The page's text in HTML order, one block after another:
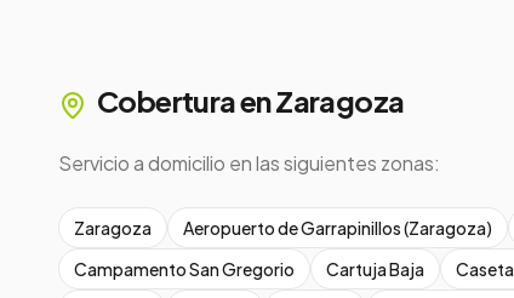
Cobertura enZaragoza
Servicio a domicilio en las siguientes zonas:
Zaragoza Aeropuerto de Garrapinillos (Zaragoza)
Campamento San Gregorio
Cartuja Baja